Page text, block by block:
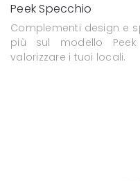
Peek Specchio
Complementi design e
più sul modello
valorizzare i tuoi locali.